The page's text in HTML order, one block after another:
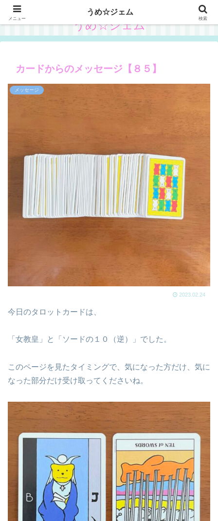
うめ☆ジェム
カードからのメッセージ【８５】
メッセージ
2023.02.24
今日のタロットカードは、
「女教皇」と「ソードの１０（逆）」でした。
このページを見たタイミングで、気になった方だけ、気に
なった部分だけ受け取ってくださいね。
メニュー
うめ☆ジェム
検索